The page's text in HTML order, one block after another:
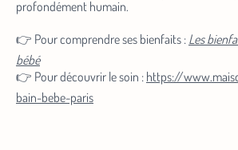
👉 Pour comprendre ses bienfaits :
bébé
👉 Pour découvrir le soin :
bain-bebe-paris